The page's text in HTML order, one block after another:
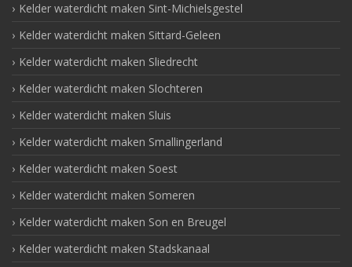
Kelder waterdicht maken Sint-Michielsgestel
Kelder waterdicht maken Sittard-Geleen
Kelder waterdicht maken Sliedrecht
Kelder waterdicht maken Slochteren
Kelder waterdicht maken Sluis
Kelder waterdicht maken Smallingerland
Kelder waterdicht maken Soest
Kelder waterdicht maken Someren
Kelder waterdicht maken Son en Breugel
Kelder waterdicht maken Stadskanaal